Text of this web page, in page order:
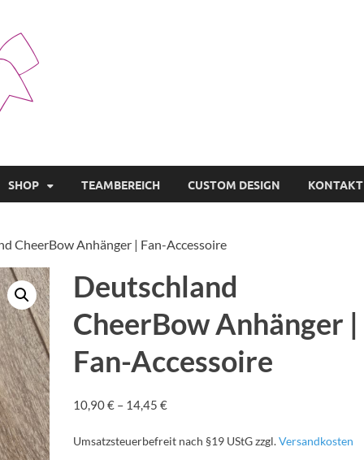
SHOP TEAMBEREICH CUSTOM DESIGN KONTAKT
CheerBow Anhänger | Fan-Accessoire
Deutschland
CheerBow Anhänger |
Fan-Accessoire
10,90€ – 14,45€
Umsatzsteuerbefreit nach §19 UStGzzgl.Versandkosten